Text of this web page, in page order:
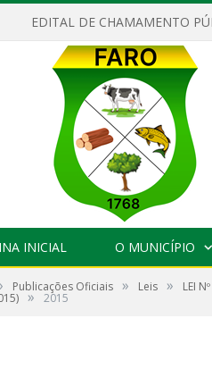
EDITAL DE CHAMAMENTO
INICIAL O MUNICÍPIO
Publicações Oficiais » Leis » LEI
» 2015